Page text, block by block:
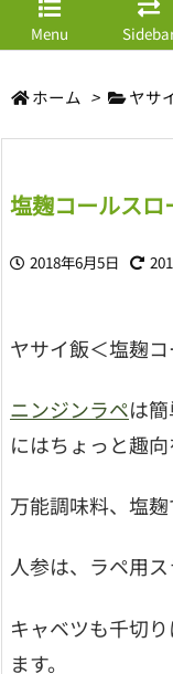
Menu
ホーム > ヤサ
塩麹コールスロ
2018年6月5日
ヤサイ飯＜塩麹
ニンジンラペは
にはちょっと趣向
万能調味料、塩麹
人参は、ラペ用ス
キャベツも千切
ます。